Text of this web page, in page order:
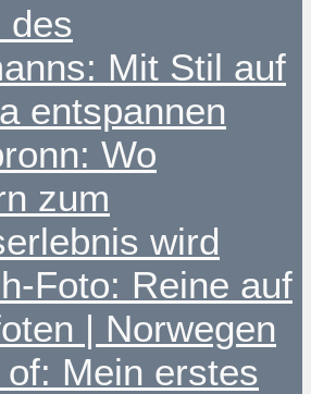
des
Mit Stil auf
entspannen
Wo
zum
wird
Foto: Reine auf
| Norwegen
of: Mein erstes